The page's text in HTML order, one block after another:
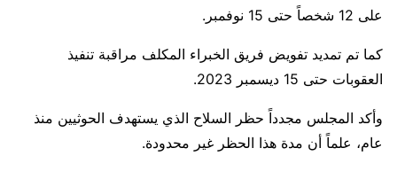
على 12 شخصاً حتى 15 نوفمبر.
كما تم تمديد تفويض فريق الخبراء المكلف مراقبة تنفيذ
العقوبات حتى 15 ديسمبر 2023.
وأكد المجلس مجدداً حظر السلاح الذي يستهدف الحوثيين منذ
عام، علماً أن مدة هذا الحظر غير محدودة.